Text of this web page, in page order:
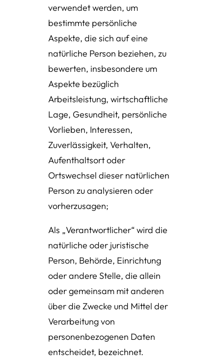
verwendet werden, um
bestimmte persönliche
Aspekte, die sich auf eine
natürliche Person beziehen, zu
bewerten, insbesondere um
Aspekte bezüglich
Arbeitsleistung, wirtschaftliche
Lage, Gesundheit, persönliche
Vorlieben, Interessen,
Zuverlässigkeit, Verhalten,
Aufenthaltsort oder
Ortswechsel dieser natürlichen
Person zu analysieren oder
vorherzusagen;
Als „Verantwortlicher“ wird die
natürliche oder juristische
Person, Behörde, Einrichtung
oder andere Stelle, die allein
oder gemeinsam mit anderen
über die Zwecke und Mittel der
Verarbeitung von
personenbezogenen Daten
entscheidet, bezeichnet.